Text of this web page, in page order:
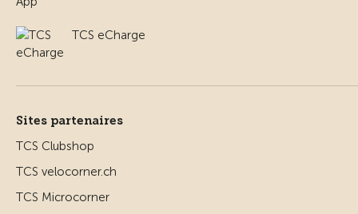
TCS eCharge
Sites partenaires
TCS Clubshop
TCS velocorner.ch
TCS Microcorner